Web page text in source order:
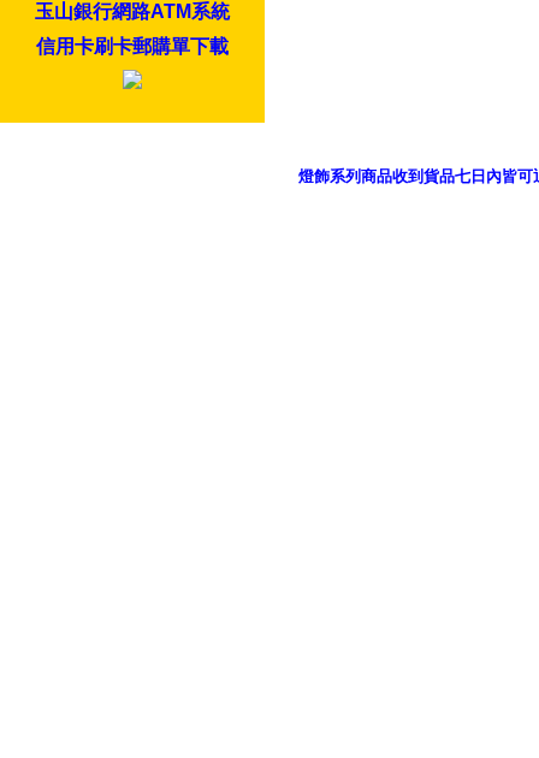
玉山銀行網路ATM系統
信用卡刷卡郵購單下載
燈飾系列商品收到貨品七日內皆